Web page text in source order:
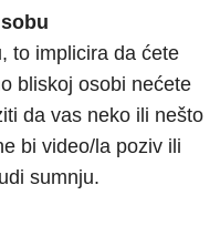
to implicira da ćete
bliskoj osobi nećete
da vas neko ili nešto
bi video/la poziv ili
sumnju.